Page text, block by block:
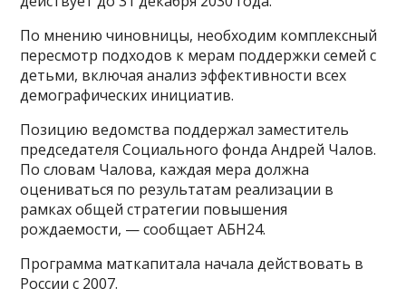
По мнению чиновницы, необходим комплексный
пересмотр подходов к мерам поддержки семей с
детьми, включая анализ эффективности всех
демографических инициатив.
Позицию ведомства поддержал заместитель
председателя Социального фонда Андрей Чалов.
По словам Чалова, каждая мера должна
оцениваться по результатам реализации в
рамках общей стратегии повышения
рождаемости, — сообщает АБН24.
Программа маткапитала начала действовать в
России с 2007.